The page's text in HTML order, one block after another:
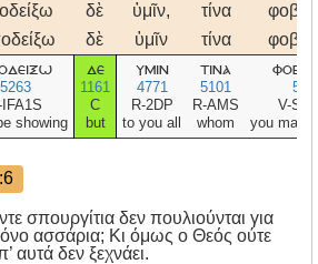
δὲ ὑμῖν, τίνα
δὲ ὑμῖν τίνα
5263
IFA1S
showing
δε
1161
C
but
υμιν
4771
R-2DP
to you all
τινα
5101
R-AMS
whom
V-
you may
σπουργίτια δεν πουλιούνται για
ασσάρια; Κι όμως ο Θεός ούτε
αυτά δεν ξεχνάει.